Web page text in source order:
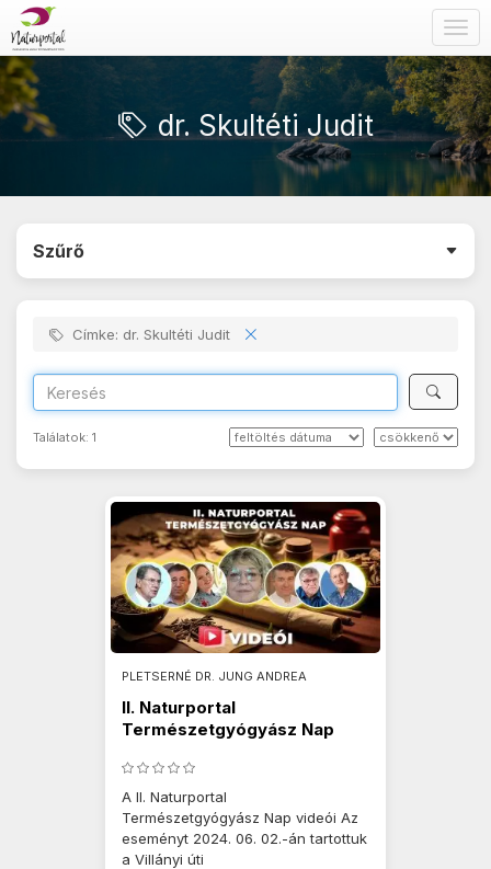
dr. Skultéti Judit
Szűrő
Címke: dr. Skultéti Judit
Találatok: 1
PLETSERNÉ DR. JUNG ANDREA
II. Naturportal
Természetgyógyász Nap
A II. Naturportal
Természetgyógyász Nap videói Az
eseményt 2024. 06. 02.-án tartottuk
a Villányi úti